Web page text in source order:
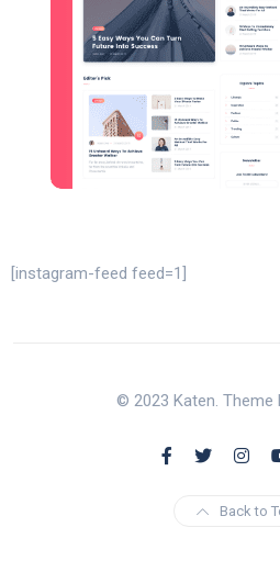
[instagram-feed feed=1]
© 2023 Katen. Theme
Back to